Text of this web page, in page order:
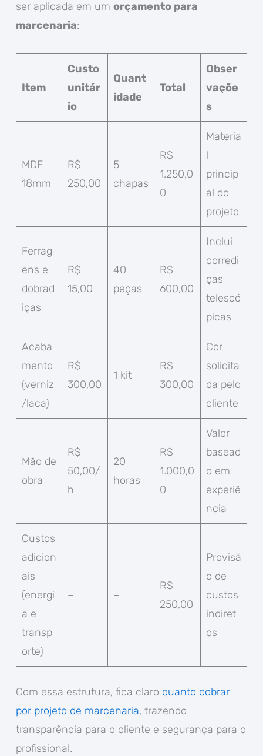
ser aplicada em um orçamento para
marcenaria:
Item
Custo
unitár
io
Quant
idade
Total
Obser
vaçõe
s
MDF
18mm
R$
250,00
5
chapas
R$
1.250,0
0
Materia
l
princip
al do
projeto
Ferrag
ens e
dobrad
iças
R$
15,00
40
peças
R$
600,00
Inclui
corredi
ças
telescó
picas
Acaba
mento
(verniz
/laca)
R$
300,00
1 kit
R$
300,00
Cor
solicita
da pelo
cliente
Mão de
obra
R$
50,00/
h
20
horas
R$
1.000,0
0
Valor
basead
o em
experiê
ncia
Custos
adicion
ais
(energi
a e
transp
orte)
– –
R$
250,00
Provisã
o de
custos
indiret
os
Com essa estrutura, fica claro quanto cobrar
por projeto de marcenaria, trazendo
transparência para o cliente e segurança para o
profissional.